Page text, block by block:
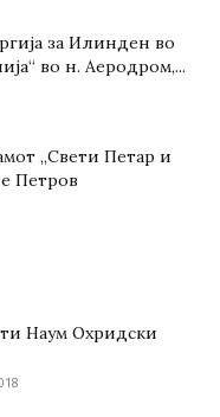
за Илинден во
во н. Аеродром,...
„Свети Петар и
Петров
Наум Охридски